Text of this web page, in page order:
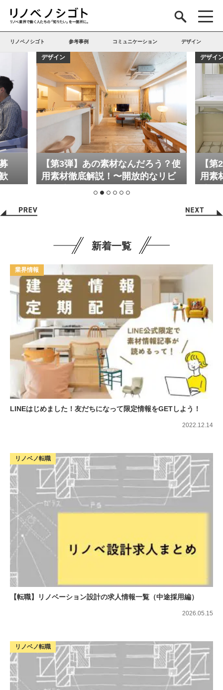
リノベノシゴト 参考事例 コミュニケーション デザイン
う？使
リビ
デザイン
【第2弾】あの素材なんだろう？使
用素材徹底解説！〜ホテルライク
デ
【
用
新着一覧
LINEはじめました！友だちになって限定情報をGETしよう！
業界情報
2022.12.14
【転職】リノベーション設計の求人情報一覧（中途採用編）
リノベノ転職
2026.05.15
リノベノ転職